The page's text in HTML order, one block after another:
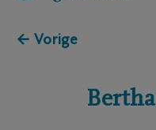
← Vorige
Bertha